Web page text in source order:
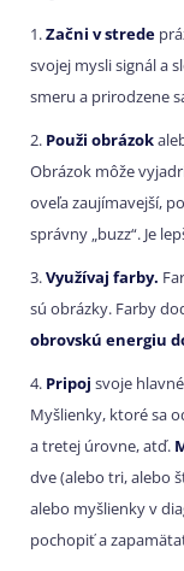
1.Začni v strede
svojej mysli signál a
smeru a prirodzene
2. Použi obrázok
Obrázok môže
oveľa zaujímavejší,
správny „buzz“. Je
3.Využívaj farby.
sú obrázky. Farby
obrovskú energiu
4. Pripoj svoje hlavné
Myšlienky, ktoré sa
a tretej úrovne, atď.
dve (alebo tri, alebo
alebo myšlienky v
pochopiť a